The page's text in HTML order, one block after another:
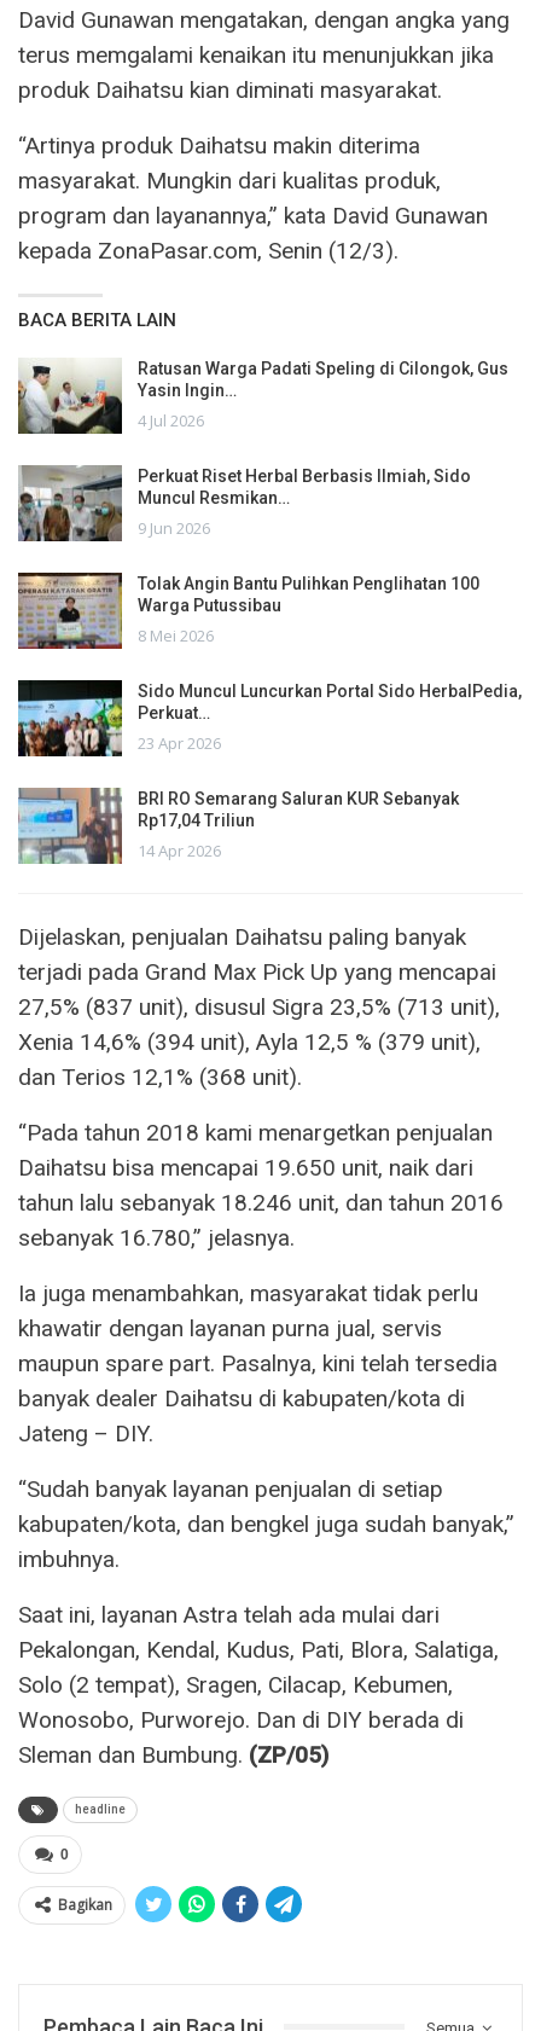
David Gunawan mengatakan, dengan angka yang
terus memgalami kenaikan itu menunjukkan jika
produk Daihatsu kian diminati masyarakat.
“Artinya produk Daihatsu makin diterima
masyarakat. Mungkin dari kualitas produk,
program dan layanannya,” kata David Gunawan
kepada ZonaPasar.com, Senin (12/3).
BACA BERITA LAIN
Ratusan Warga Padati Speling di Cilongok, Gus
Yasin Ingin…
4 Jul 2026
Perkuat Riset Herbal Berbasis Ilmiah, Sido
Muncul Resmikan…
9 Jun 2026
Tolak Angin Bantu Pulihkan Penglihatan 100
Warga Putussibau
8 Mei 2026
Sido Muncul Luncurkan Portal Sido HerbalPedia,
Perkuat…
23 Apr 2026
BRI RO Semarang Saluran KUR Sebanyak
Rp17,04 Triliun
14 Apr 2026
Dijelaskan, penjualan Daihatsu paling banyak
terjadi pada Grand Max Pick Up yang mencapai
27,5% (837 unit), disusul Sigra 23,5% (713 unit),
Xenia 14,6% (394 unit), Ayla 12,5 % (379 unit),
dan Terios 12,1% (368 unit).
“Pada tahun 2018 kami menargetkan penjualan
Daihatsu bisa mencapai 19.650 unit, naik dari
tahun lalu sebanyak 18.246 unit, dan tahun 2016
sebanyak 16.780,” jelasnya.
Ia juga menambahkan, masyarakat tidak perlu
khawatir dengan layanan purna jual, servis
maupun spare part. Pasalnya, kini telah tersedia
banyak dealer Daihatsu di kabupaten/kota di
Jateng – DIY.
“Sudah banyak layanan penjualan di setiap
kabupaten/kota, dan bengkel juga sudah banyak,”
imbuhnya.
Saat ini, layanan Astra telah ada mulai dari
Pekalongan, Kendal, Kudus, Pati, Blora, Salatiga,
Solo (2 tempat), Sragen, Cilacap, Kebumen,
Wonosobo, Purworejo. Dan di DIY berada di
Sleman dan Bumbung. (ZP/05)
headline
0
Bagikan